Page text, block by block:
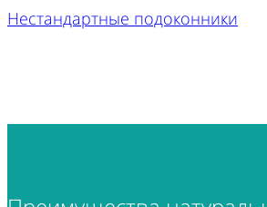
Нестандартные подоконники